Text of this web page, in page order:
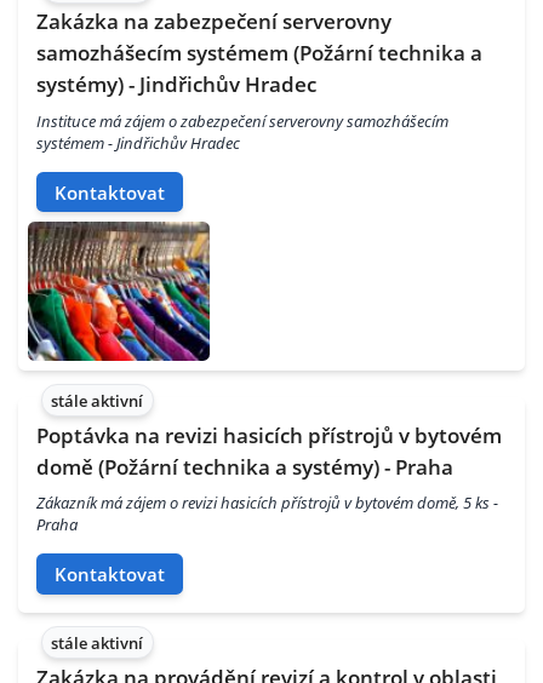
Zakázka na zabezpečení serverovny
samozhášecím systémem (Požární technika a
systémy) - Jindřichův Hradec
Instituce má zájem o zabezpečení serverovny samozhášecím
systémem - Jindřichův Hradec
Kontaktovat
stále aktivní
Poptávka na revizi hasicích přístrojů v bytovém
domě (Požární technika a systémy) - Praha
Zákazník má zájem o revizi hasicích přístrojů v bytovém domě, 5 ks -
Praha
Kontaktovat
stále aktivní
Zakázka na provádění revizí a kontrol v oblasti